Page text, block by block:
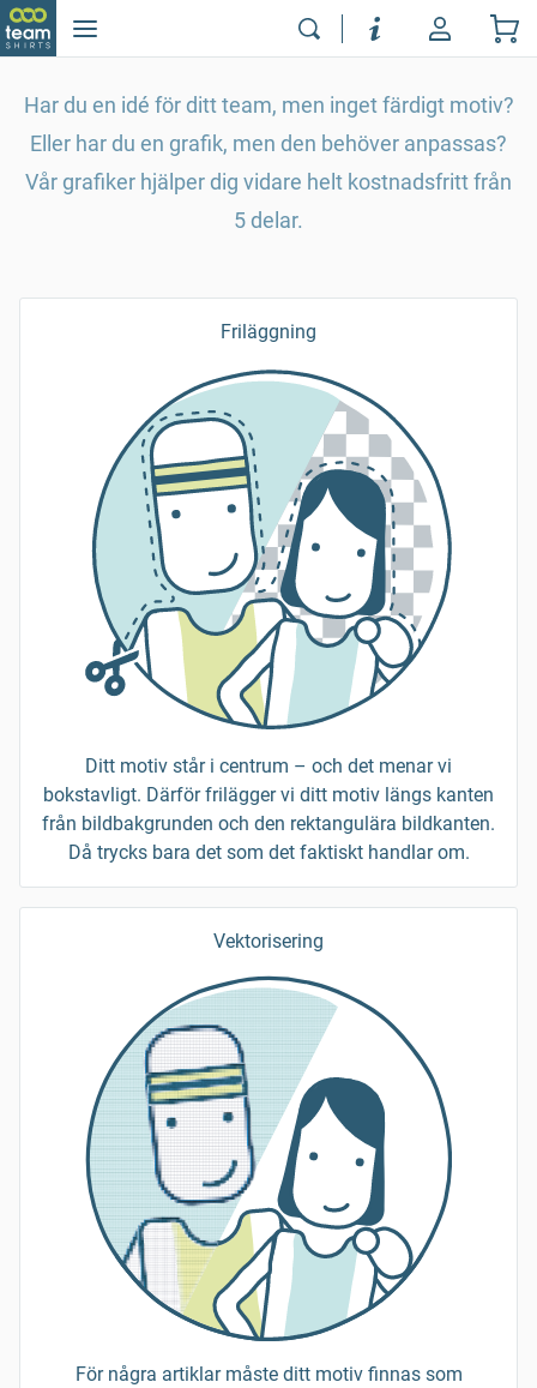
Har du en idé för ditt team, men inget färdigt motiv?
Eller har du en grafik, men den behöver anpassas?
Vår grafiker hjälper dig vidare helt kostnadsfritt från
5 delar.
Friläggning
Ditt motiv står i centrum – och det menar vi
bokstavligt. Därför frilägger vi ditt motiv längs kanten
från bildbakgrunden och den rektangulära bildkanten.
Då trycks bara det som det faktiskt handlar om.
Vektorisering
För några artiklar måste ditt motiv finnas som